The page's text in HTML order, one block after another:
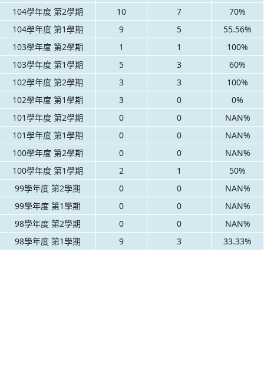
104學年度 第2學期
10 7
70%
104學年度 第1學期
9 5
55.56%
103學年度 第2學期
1 1
100%
103學年度 第1學期
5 3
60%
102學年度 第2學期
3 3
100%
102學年度 第1學期
3 0
0%
101學年度 第2學期
0 0
NAN%
101學年度 第1學期
0 0
NAN%
100學年度 第2學期
0 0
NAN%
100學年度 第1學期
2 1
50%
99學年度 第2學期
0 0
NAN%
99學年度 第1學期
0 0
NAN%
98學年度 第2學期
0 0
NAN%
98學年度 第1學期
9 3 33.33%